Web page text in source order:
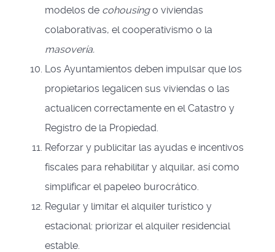
modelos de cohousingo viviendas
colaborativas, el cooperativismo o la
masovería.
Los Ayuntamientos deben impulsar que los
propietarios legalicen sus viviendas o las
actualicen correctamente en el Catastro y
Registro de la Propiedad.
Reforzar y publicitar las ayudas e incentivos
fiscales para rehabilitar y alquilar, así como
simplificar el papeleo burocrático.
Regular y limitar el alquiler turístico y
estacional: priorizar el alquiler residencial
estable.